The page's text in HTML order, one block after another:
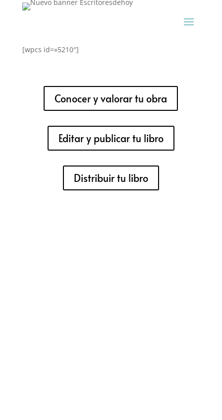
[wpcs id=»5210″]
Conocer y valorar tu obra
Editar y publicar tu libro
Distribuir tu libro